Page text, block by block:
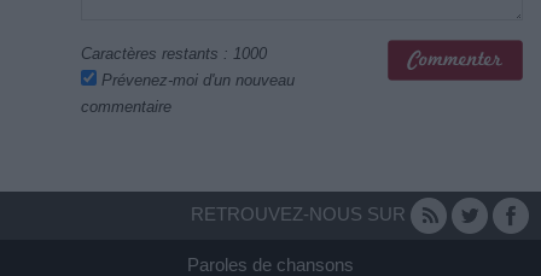
Caractères restants : 1000
Prévenez-moi d'un nouveau
commentaire
RETROUVEZ-NOUS SUR
Paroles de chansons